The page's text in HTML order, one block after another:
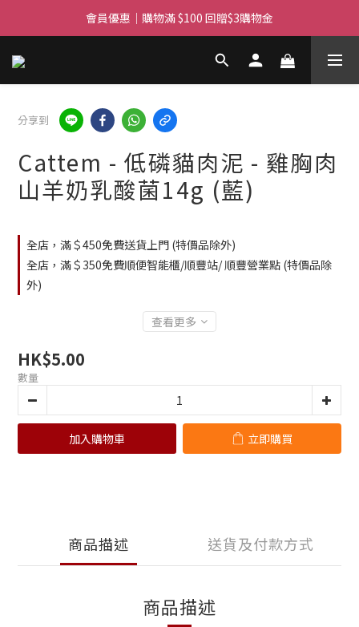
滿$450免費送貨上門 I 滿$350免運 順豐自取
會員優惠｜購物滿 $100 回贈$3購物金
滿$450免費送貨上門 I 滿$350免運 順豐自取
分享到
Cattem - 低磷貓肉泥 - 雞胸肉
山羊奶乳酸菌14g (藍)
全店，滿＄450免費送貨上門 (特價品除外)
全店，滿＄350免費順便智能櫃/順豐站/ 順豐營業點 (特價品除
外)
查看更多
HK$5.00
數量
加入購物車 立即購買
商品描述 送貨及付款方式
商品描述